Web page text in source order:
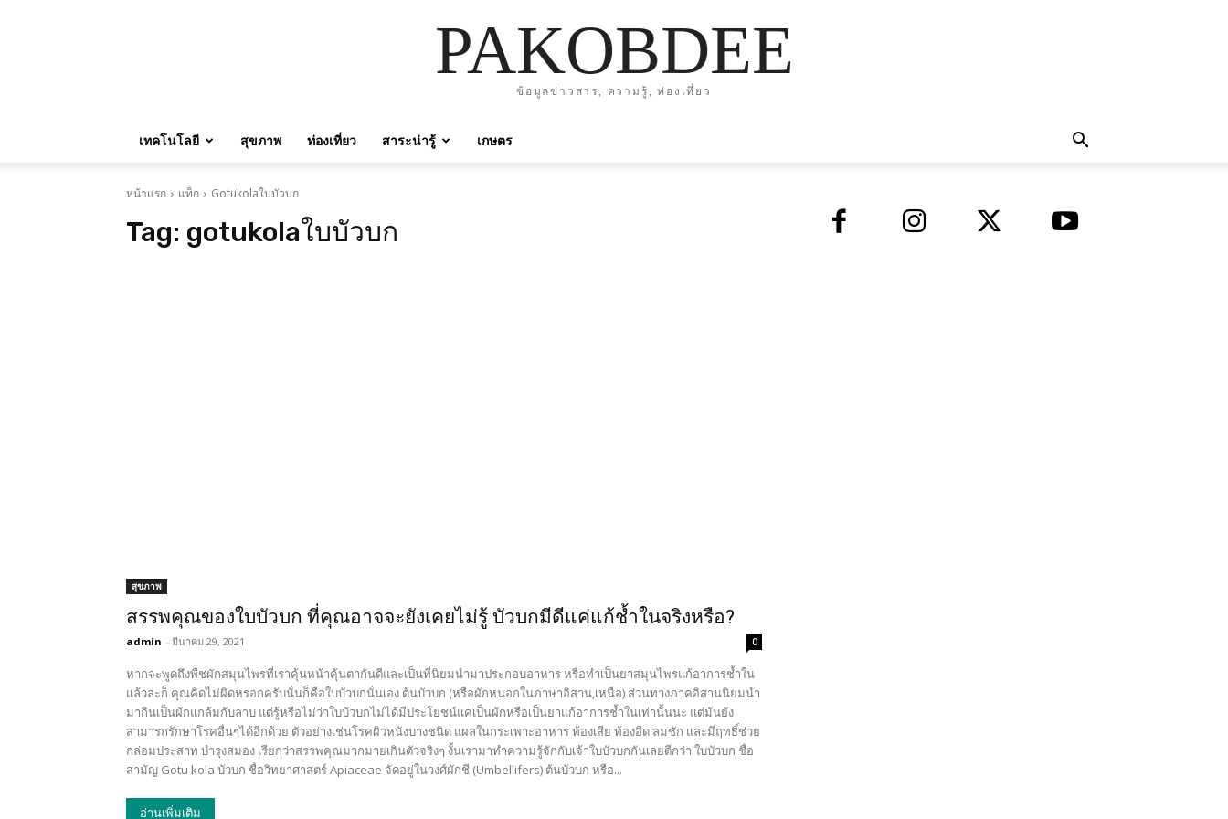
PAKOBDEE
ข้อมูลข่าวสาร, ความรู้, ท่องเที่ยว
เทคโนโลยี สุขภาพ ท่องเที่ยว สาระน่ารู้ เกษตร
หน้าแรก แท็ก Gotukolaใบบัวบก
Tag: gotukolaใบบัวบก
สุขภาพ
สรรพคุณของใบบัวบก ที่คุณอาจจะยังเคยไม่รู้ บัวบกมีดีแค่แก้ช้ำในจริงหรือ?
admin - มีนาคม 29, 2021 0
หากจะพูดถึงพืชผักสมุนไพรที่เราคุ้นหน้าคุ้นตากันดีและเป็นที่นิยมนำมาประกอบอาหาร หรือทำเป็นยาสมุนไพรแก้อาการช้ำใน
แล้วล่ะก็ คุณคิดไม่ผิดหรอกครับนั่นก็คือใบบัวบกนั่นเอง ต้นบัวบก (หรือผักหนอกในภาษาอิสาน,เหนือ) ส่วนทางภาคอิสานนิยมนำ
มากินเป็นผักแกล้มกับลาบ แต่รู้หรือไม่ว่าใบบัวบกไม่ได้มีประโยชน์แค่เป็นผักหรือเป็นยาแก้อาการช้ำในเท่านั้นนะ แต่มันยัง
สามารถรักษาโรคอื่นๆได้อีกด้วย ตัวอย่างเช่นโรคผิวหนังบางชนิด แผลในกระเพาะอาหาร ท้องเสีย ท้องอืด ลมชัก และมีฤทธิ์ช่วย
กล่อมประสาท บำรุงสมอง เรียกว่าสรรพคุณมากมายเกินตัวจริงๆ งั้นเรามาทำความรู้จักกับเจ้าใบบัวบกกันเลยดีกว่า ใบบัวบก ชื่อ
สามัญ Gotu kola บัวบก ชื่อวิทยาศาสตร์ Apiaceae จัดอยู่ในวงศ์ผักชี (Umbellifers) ต้นบัวบก หรือ...
อ่านเพิ่มเติม